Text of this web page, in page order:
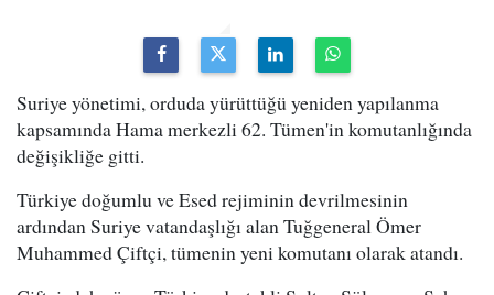
Suriye yönetimi, orduda yürüttüğü yeniden yapılanma
kapsamında Hama merkezli 62. Tümen'in komutanlığında
değişikliğe gitti.
Türkiye doğumlu ve Esed rejiminin devrilmesinin
ardından Suriye vatandaşlığı alan Tuğgeneral Ömer
Muhammed Çiftçi, tümenin yeni komutanı olarak atandı.